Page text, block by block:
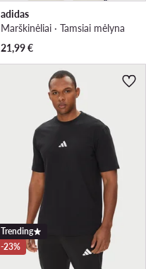
adidas
Marškinėliai · Tamsiai mėlyna
21,99€
Trending
-23%